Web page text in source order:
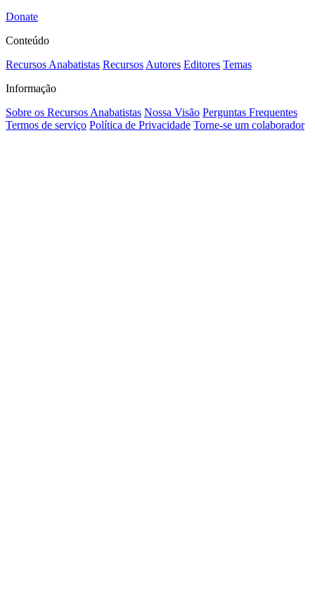
Donate
Conteúdo
Recursos Anabatistas Recursos Autores Editores Temas
Informação
Sobre os Recursos Anabatistas Nossa Visão Perguntas Frequentes
Termos de serviço Política de Privacidade Torne-se um colaborador